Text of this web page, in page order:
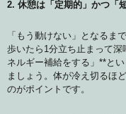
2. 休憩は「定期的」かつ「短
「もう動けない」となるま
歩いたら1分立ち止まって
ネルギー補給をする」**と
ましょう。体が冷え切るほ
のがポイントです。